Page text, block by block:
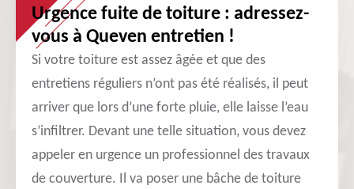
Urgence fuite de toiture : adressez-
vous à Queven entretien !
Si votre toiture est assez âgée et que des
entretiens réguliers n’ont pas été réalisés, il peut
arriver que lors d’une forte pluie, elle laisse l’eau
s’infiltrer. Devant une telle situation, vous devez
appeler en urgence un professionnel des travaux
de couverture. Il va poser une bâche de toiture